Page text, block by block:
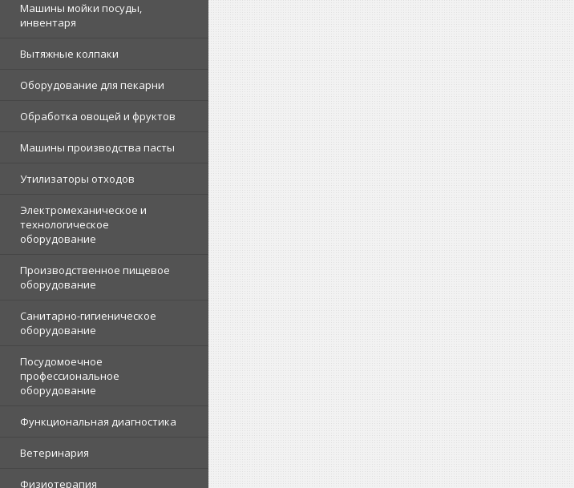
Машины мойки посуды,
инвентаря
Вытяжные колпаки
Оборудование для пекарни
Обработка овощей и фруктов
Машины производства пасты
Утилизаторы отходов
Электромеханическое и
технологическое
оборудование
Производственное пищевое
оборудование
Санитарно-гигиеническое
оборудование
Посудомоечное
профессиональное
оборудование
Функциональная диагностика
Ветеринария
Физиотерапия